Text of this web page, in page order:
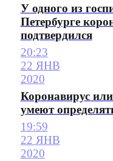
У одного из
Петербурге
подтвердился
20:23
22 ЯНВ
2020
Коронавирус
умеют
19:59
22 ЯНВ
2020